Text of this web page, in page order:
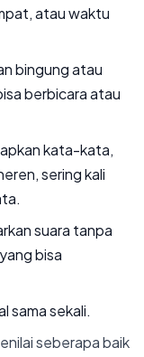
atau waktu
bingung atau
berbicara atau
kata-kata,
sering kali
suara tanpa
bisa
sama sekali.
seberapa baik